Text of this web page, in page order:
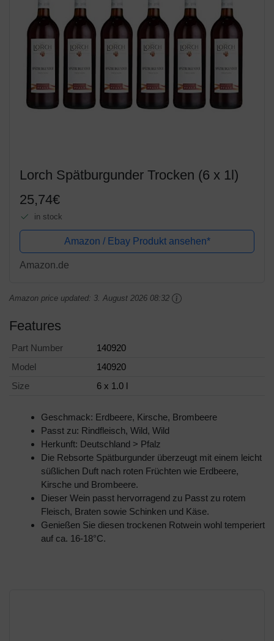
Lorch Spätburgunder Trocken (6 x 1l)
25,74€
in stock
Amazon / Ebay Produkt ansehen*
Amazon.de
Amazon price updated: 3. August 2026 08:32
Features
Part Number
140920
Model
140920
Size
6 x 1.0 l
Geschmack: Erdbeere, Kirsche, Brombeere
Passt zu: Rindfleisch, Wild, Wild
Herkunft: Deutschland > Pfalz
Die Rebsorte Spätburgunder überzeugt mit einem leicht
süßlichen Duft nach roten Früchten wie Erdbeere,
Kirsche und Brombeere.
Dieser Wein passt hervorragend zu Passt zu rotem
Fleisch, Braten sowie Schinken und Käse.
Genießen Sie diesen trockenen Rotwein wohl temperiert
auf ca. 16-18°C.